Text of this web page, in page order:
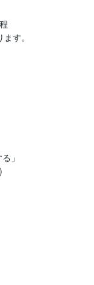
す。
」